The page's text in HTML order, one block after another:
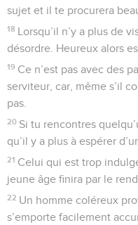
sujet et il te procurera
18 Lorsqu’il n’y a plus de
désordre. Heureux alors
19 Ce n’est pas avec des
serviteur, car, même s’il
pas.
20 Si tu rencontres
qu’il y a plus à espérer
21 Celui qui est trop
jeune âge finira par le
22 Un homme coléreux
s’emporte facilement